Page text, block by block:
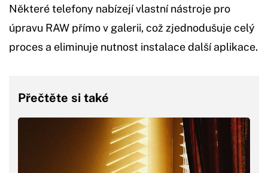
Některé telefony nabízejí vlastní nástroje pro
úpravu RAW přímo v galerii, což zjednodušuje celý
proces a eliminuje nutnost instalace další aplikace.
Přečtěte si také